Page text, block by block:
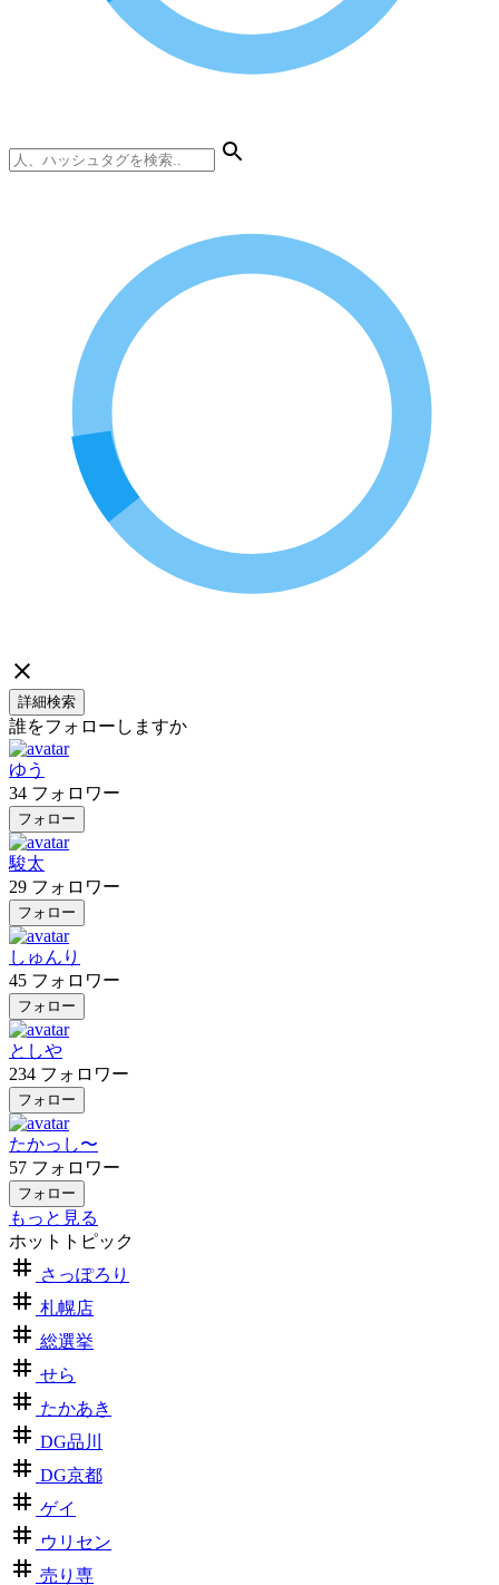
詳細検索
誰をフォローしますか
ゆう
34 フォロワー
フォロー
駿太
29 フォロワー
フォロー
しゅんり
45 フォロワー
フォロー
としや
234 フォロワー
フォロー
たかっし〜
57 フォロワー
フォロー
もっと見る
ホットトピック
さっぽろり
札幌店
総選挙
せら
たかあき
DG品川
DG京都
ゲイ
ウリセン
売り専